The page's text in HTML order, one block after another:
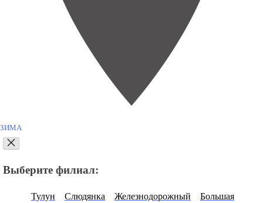
ЗИМА
Выберите филиал:
Тулун Слюдянка Железнодорожный
Большая